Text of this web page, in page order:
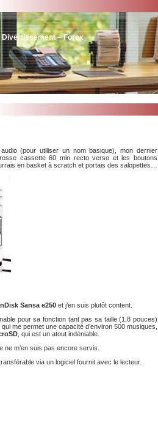
– Forex
(pour utiliser un nom basique), mon dernier
cassette 60 min recto verso et les boutons
en basket à scratch et portais des salopettes…
Sansa e250 et j’en suis plutôt content.
pour sa fonction tant pas sa taille (1,8 pouces)
me permet une capacité d’environ 500 musiques,
, qui est un atout indéniable.
ne m’en suis pas encore servis.
via un logiciel fournit avec le lecteur.